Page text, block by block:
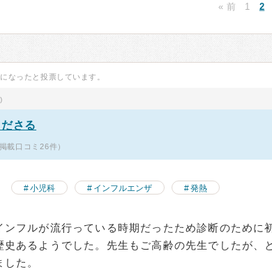
« 前 1 2
なったと投票しています。
さる
載口コミ26件）
小児科 インフルエンザ 発熱
ンフルが流行っている時期だったため診断のために
史あるようでした。先生もご高齢の先生でしたが、
た。